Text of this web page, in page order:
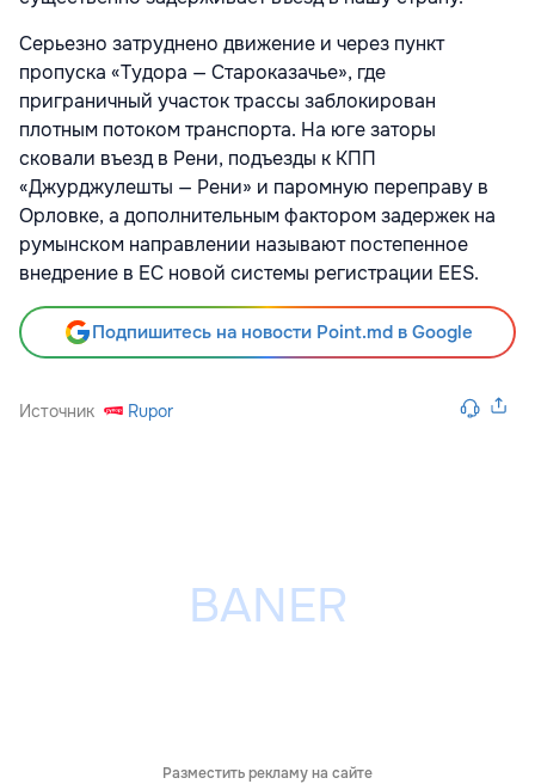
Серьезно затруднено движение и через пункт
пропуска «Тудора — Староказачье», где
приграничный участок трассы заблокирован
плотным потоком транспорта. На юге заторы
сковали въезд в Рени, подъезды к КПП
«Джурджулешты — Рени» и паромную переправу в
Орловке, а дополнительным фактором задержек на
румынском направлении называют постепенное
внедрение в ЕС новой системы регистрации EES.
Подпишитесь на новости Point.md в Google
Источник Rupor
Разместить рекламу на сайте